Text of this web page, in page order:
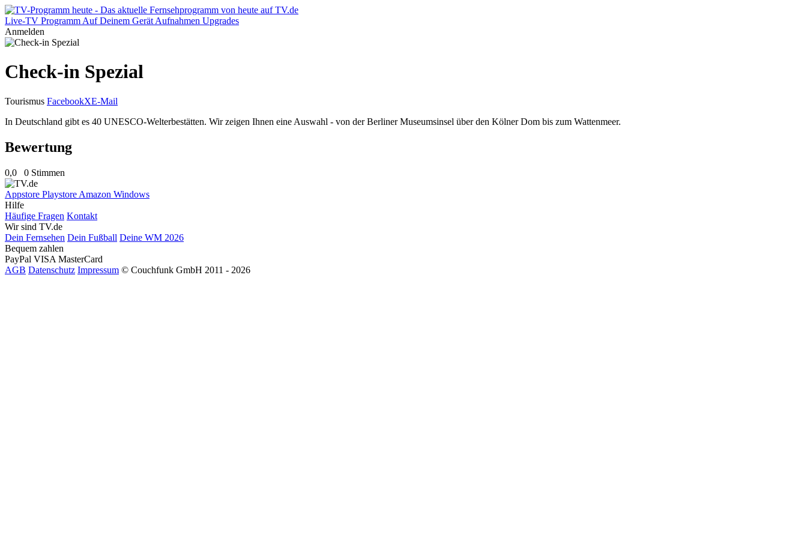
Live-TV Programm Auf Deinem Gerät Aufnahmen Upgrades
Anmelden
Check-in Spezial
Tourismus FacebookXE-Mail
In Deutschland gibt es 40 UNESCO-Welterbestätten. Wir zeigen Ihnen eine Auswahl - von der Berliner Museumsinsel über den Kölner Dom bis zum Wattenmeer.
Bewertung
0,0 0 Stimmen
Appstore Playstore Amazon Windows
Hilfe
Häufige Fragen Kontakt
Wir sind TV.de
Dein Fernsehen Dein Fußball Deine WM 2026
Bequem zahlen
PayPal VISA MasterCard
AGB Datenschutz Impressum © Couchfunk GmbH 2011 - 2026